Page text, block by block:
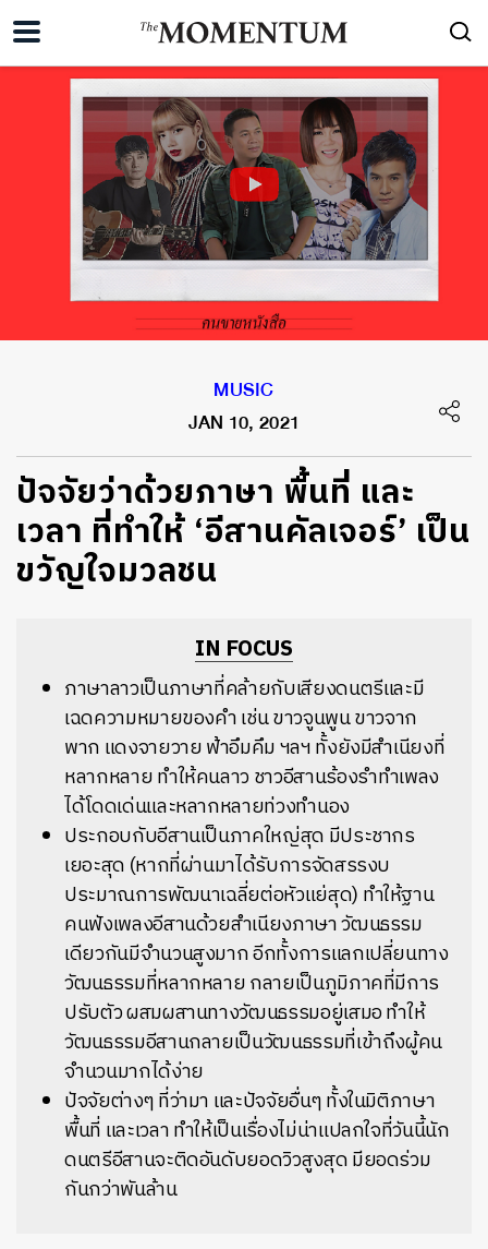
MUSIC
JAN 10, 2021
ปัจจัยว่าด้วยภาษา พื้นที่ และ
เวลา ที่ทำให้ ‘อีสานคัลเจอร์’ เป็น
ขวัญใจมวลชน
IN FOCUS
ภาษาลาวเป็นภาษาที่คล้ายกับเสียงดนตรีและมี
เฉดความหมายของคำ เช่น ขาวจูนพูน ขาวจาก
พาก แดงจายวาย ฟ้าอึมคึม ฯลฯ ทั้งยังมีสำเนียงที่
หลากหลาย ทำให้คนลาว ชาวอีสานร้องรำทำเพลง
ได้โดดเด่นและหลากหลายท่วงทำนอง
ประกอบกับอีสานเป็นภาคใหญ่สุด มีประชากร
เยอะสุด (หากที่ผ่านมาได้รับการจัดสรรงบ
ประมาณการพัฒนาเฉลี่ยต่อหัวแย่สุด) ทำให้ฐาน
คนฟังเพลงอีสานด้วยสำเนียงภาษา วัฒนธรรม
เดียวกันมีจำนวนสูงมาก อีกทั้งการแลกเปลี่ยนทาง
วัฒนธรรมที่หลากหลาย กลายเป็นภูมิภาคที่มีการ
ปรับตัว ผสมผสานทางวัฒนธรรมอยู่เสมอ ทำให้
วัฒนธรรมอีสานกลายเป็นวัฒนธรรมที่เข้าถึงผู้คน
จำนวนมากได้ง่าย
ปัจจัยต่างๆ ที่ว่ามา และปัจจัยอื่นๆ ทั้งในมิติภาษา
พื้นที่ และเวลา ทำให้เป็นเรื่องไม่น่าแปลกใจที่วันนี้นัก
ดนตรีอีสานจะติดอันดับยอดวิวสูงสุด มียอดร่วม
กันกว่าพันล้าน